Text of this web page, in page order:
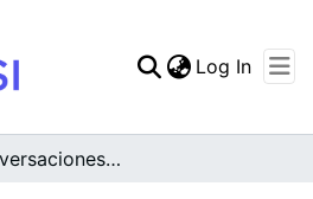
Log In
Mesa de conversaciones paro cívico.